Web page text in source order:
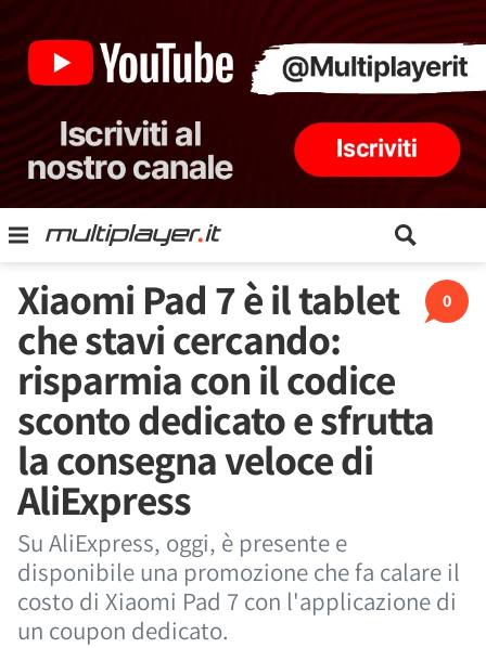
0
Xiaomi Pad 7 è il tablet
che stavi cercando:
risparmia con il codice
sconto dedicato e sfrutta
la consegna veloce di
AliExpress
Su AliExpress, oggi, è presente e
disponibile una promozione che fa calare il
costo di Xiaomi Pad 7 con l'applicazione di
un coupon dedicato.